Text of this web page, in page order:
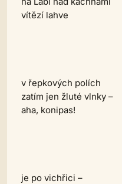
vítězí lahve
v řepkových polích
zatím jen žluté vlnky –
aha, konipas!
je po vichřici –